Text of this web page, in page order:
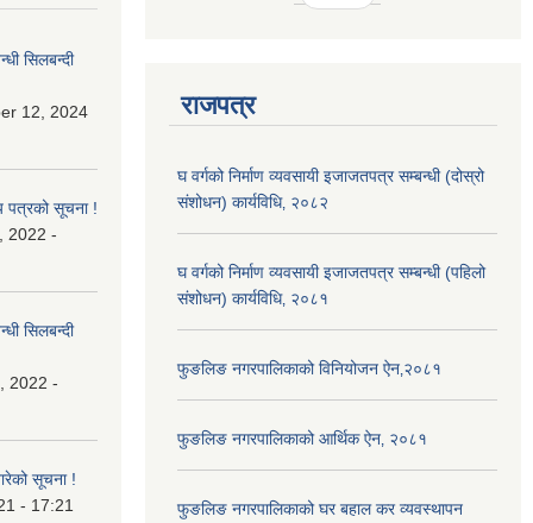
सिलबन्दी
12, 2024
पत्रको सूचना !
2022 -
सिलबन्दी
2022 -
सूचना !
- 17:21
राजपत्र
घ वर्गको निर्माण व्यवसायी इजाजतपत्र सम्बन्धी (दोस्रो
संशोधन) कार्यविधि‚ २०८२
घ वर्गको निर्माण व्यवसायी इजाजतपत्र सम्बन्धी (पहिलो
संशोधन) कार्यविधि‚ २०८१
फुङलिङ नगरपालिकाको विनियोजन ऐन‚२०८१
फुङलिङ नगरपालिकाको आर्थिक ऐन‚ २०८१
फुङलिङ नगरपालिकाको घर बहाल कर व्यवस्थापन